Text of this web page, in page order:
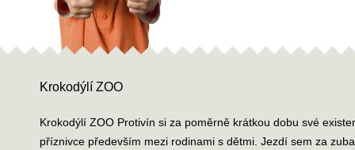
Krokodýlí ZOO
Krokodýlí ZOO Protivín si za poměrně krátkou dobu své
příznivce především mezi rodinami s dětmi. Jezdí sem za